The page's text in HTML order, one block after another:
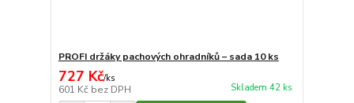
PROFI držáky pachových ohradníků – sada 10 ks
727 Kč/ks
601 Kč bez DPH Skladem 42 ks